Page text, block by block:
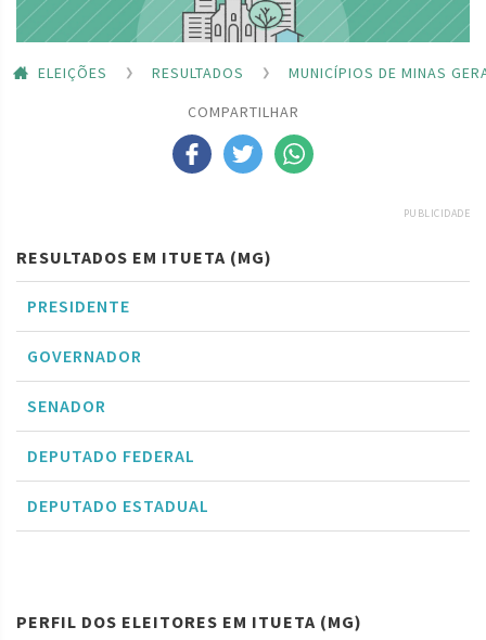
ELEIÇÕES RESULTADOS
MUNICÍPIOS DE MINAS
COMPARTILHAR
PUBLICIDADE
RESULTADOS EM ITUETA (MG)
PRESIDENTE
GOVERNADOR
SENADOR
DEPUTADO FEDERAL
DEPUTADO ESTADUAL
PERFIL DOS ELEITORES EM ITUETA (MG)